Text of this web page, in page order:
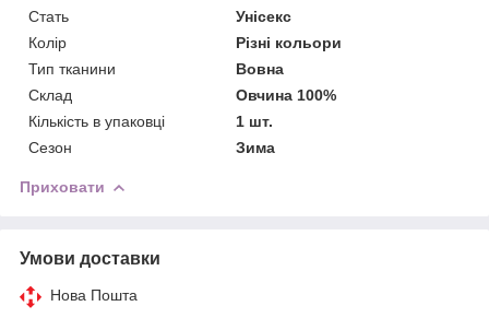
Стать
Унісекс
Колір
Різні кольори
Тип тканини
Вовна
Склад
Овчина 100%
Кількість в упаковці
1 шт.
Сезон
Зима
Приховати
Умови доставки
Нова Пошта